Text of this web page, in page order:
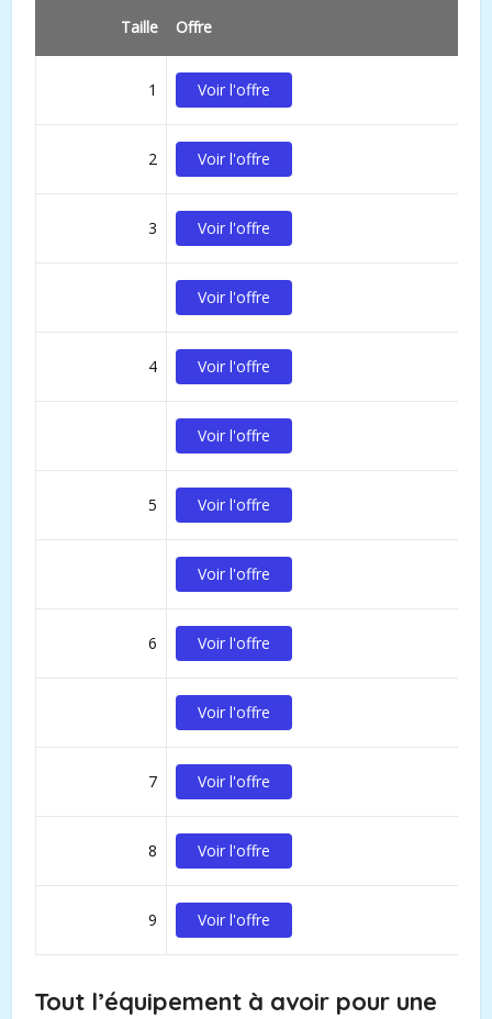
Taille Offre
1 Voir l'offre
2 Voir l'offre
3 Voir l'offre
Voir l'offre
4 Voir l'offre
Voir l'offre
5 Voir l'offre
Voir l'offre
6 Voir l'offre
Voir l'offre
7 Voir l'offre
8 Voir l'offre
9 Voir l'offre
Tout l’équipement à avoir pour une